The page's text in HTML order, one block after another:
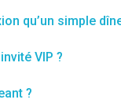
qu’un simple
VIP ?
?